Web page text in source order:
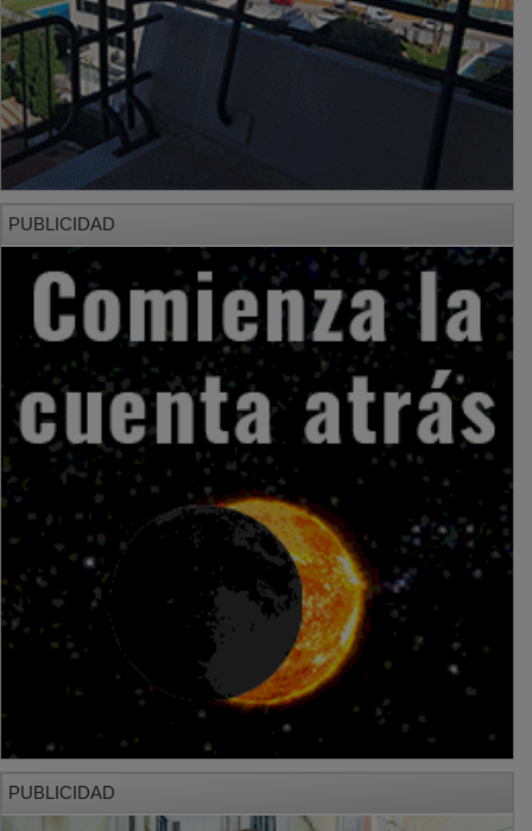
PUBLICIDAD